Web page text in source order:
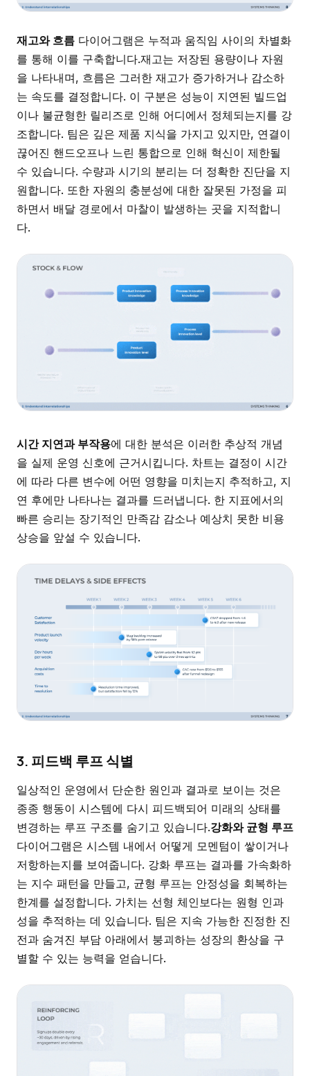
재고와 흐름 다이어그램은 누적과 움직임 사이의 차별화
를 통해 이를 구축합니다.재고는 저장된 용량이나 자원
을 나타내며, 흐름은 그러한 재고가 증가하거나 감소하
는 속도를 결정합니다. 이 구분은 성능이 지연된 빌드업
이나 불균형한 릴리즈로 인해 어디에서 정체되는지를 강
조합니다. 팀은 깊은 제품 지식을 가지고 있지만, 연결이
끊어진 핸드오프나 느린 통합으로 인해 혁신이 제한될
수 있습니다. 수량과 시기의 분리는 더 정확한 진단을 지
원합니다. 또한 자원의 충분성에 대한 잘못된 가정을 피
하면서 배달 경로에서 마찰이 발생하는 곳을 지적합니
다.
시간 지연과 부작용에 대한 분석은 이러한 추상적 개념
을 실제 운영 신호에 근거시킵니다. 차트는 결정이 시간
에 따라 다른 변수에 어떤 영향을 미치는지 추적하고, 지
연 후에만 나타나는 결과를 드러냅니다. 한 지표에서의
빠른 승리는 장기적인 만족감 감소나 예상치 못한 비용
상승을 앞설 수 있습니다.
3. 피드백 루프 식별
일상적인 운영에서 단순한 원인과 결과로 보이는 것은
종종 행동이 시스템에 다시 피드백되어 미래의 상태를
변경하는 루프 구조를 숨기고 있습니다.강화와 균형 루프
다이어그램은 시스템 내에서 어떻게 모멘텀이 쌓이거나
저항하는지를 보여줍니다. 강화 루프는 결과를 가속화하
는 지수 패턴을 만들고, 균형 루프는 안정성을 회복하는
한계를 설정합니다. 가치는 선형 체인보다는 원형 인과
성을 추적하는 데 있습니다. 팀은 지속 가능한 진정한 진
전과 숨겨진 부담 아래에서 붕괴하는 성장의 환상을 구
별할 수 있는 능력을 얻습니다.